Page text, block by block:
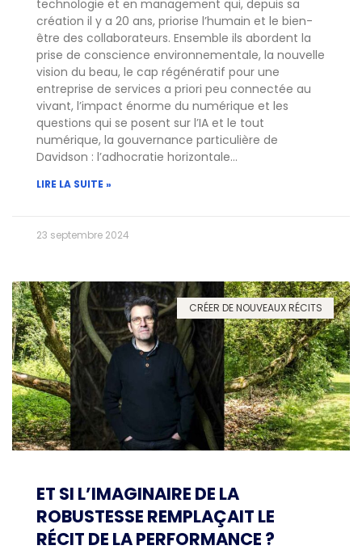
technologie et en management qui, depuis sa
création il y a 20 ans, priorise l’humain et le bien-
être des collaborateurs. Ensemble ils abordent la
prise de conscience environnementale, la nouvelle
vision du beau, le cap régénératif pour une
entreprise de services a priori peu connectée au
vivant, l’impact énorme du numérique et les
questions qui se posent sur l’IA et le tout
numérique, la gouvernance particulière de
Davidson : l’adhocratie horizontale…
LIRE LA SUITE »
23 septembre 2024
CRÉER DE NOUVEAUX RÉCITS
ET SI L’IMAGINAIRE DE LA
ROBUSTESSE REMPLAÇAIT LE
RÉCIT DE LA PERFORMANCE ?